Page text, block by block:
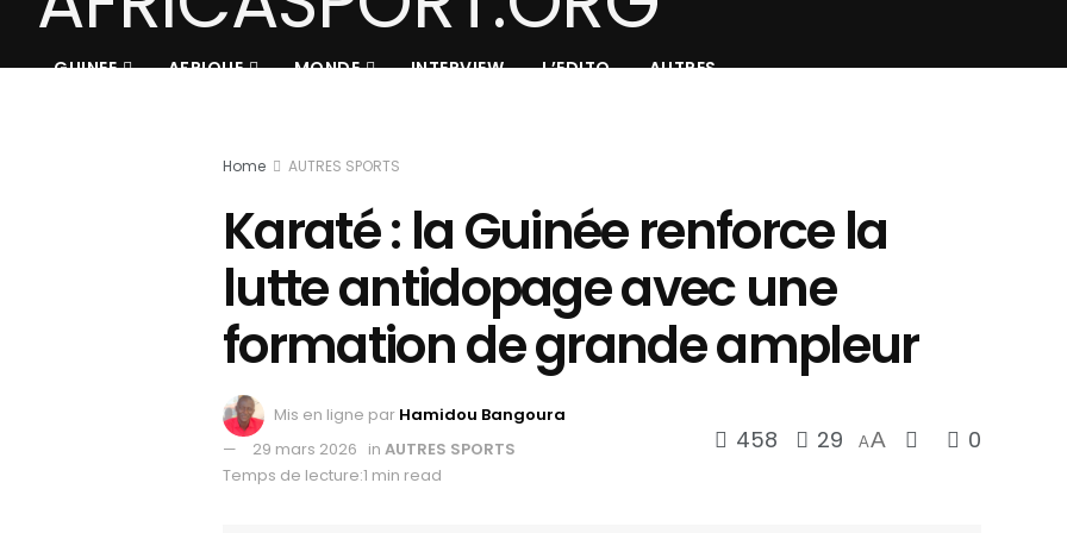
GUINEE AFRIQUE MONDE INTERVIEW L’EDITO AUTRES
Home AUTRES SPORTS
Karaté : la Guinée renforce la
lutte antidopage avec une
formation de grande ampleur
Mis en ligne par Hamidou Bangoura
29 mars 2026 in AUTRES SPORTS
Temps de lecture:1 min read
458 29 AA 0